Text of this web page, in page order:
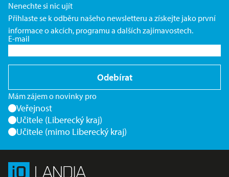
Nenechte si nic ujít
Přihlaste se k odběru našeho newsletteru a získejte jako první
informace o akcích, programu a dalších zajímavostech.
E-mail
Odebírat
Mám zájem o novinky pro
Veřejnost
Učitele (Liberecký kraj)
Učitele (mimo Liberecký kraj)